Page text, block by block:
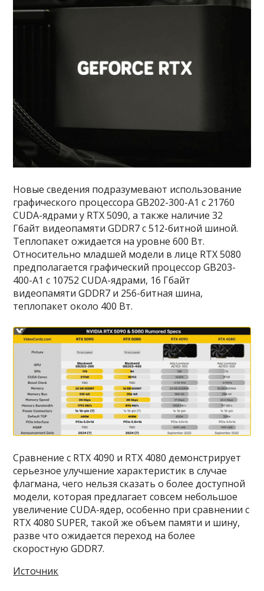
Новые сведения подразумевают использование
графического процессора GB202-300-A1 с 21760
CUDA-ядрами у RTX 5090, а также наличие 32
Гбайт видеопамяти GDDR7 с 512-битной шиной.
Теплопакет ожидается на уровне 600 Вт.
Относительно младшей модели в лице RTX 5080
предполагается графический процессор GB203-
400-A1 с 10752 CUDA-ядрами, 16 Гбайт
видеопамяти GDDR7 и 256-битная шина,
теплопакет около 400 Вт.
Сравнение с RTX 4090 и RTX 4080 демонстрирует
серьезное улучшение характеристик в случае
флагмана, чего нельзя сказать о более доступной
модели, которая предлагает совсем небольшое
увеличение CUDA-ядер, особенно при сравнении с
RTX 4080 SUPER, такой же объем памяти и шину,
разве что ожидается переход на более
скоростную GDDR7.
Источник